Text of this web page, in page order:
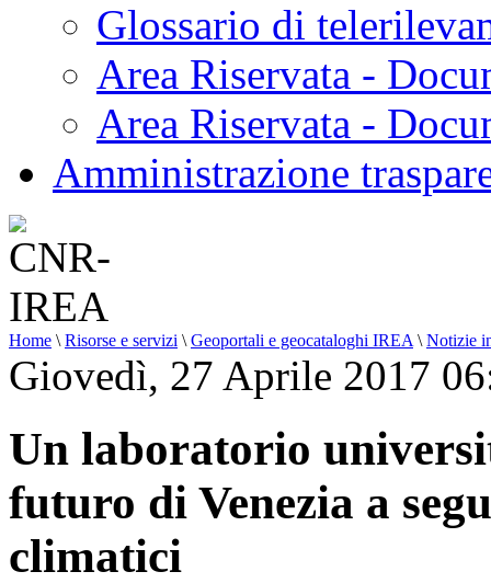
Glossario di
Area Riservata -
Area Riservata -
Amministrazione
Home \ Risorse e servizi \ Geoportali e geocataloghi IREA \ Notizie
Giovedì, 27 Aprile 2017
Un laboratorio
futuro di Venezia a
climatici